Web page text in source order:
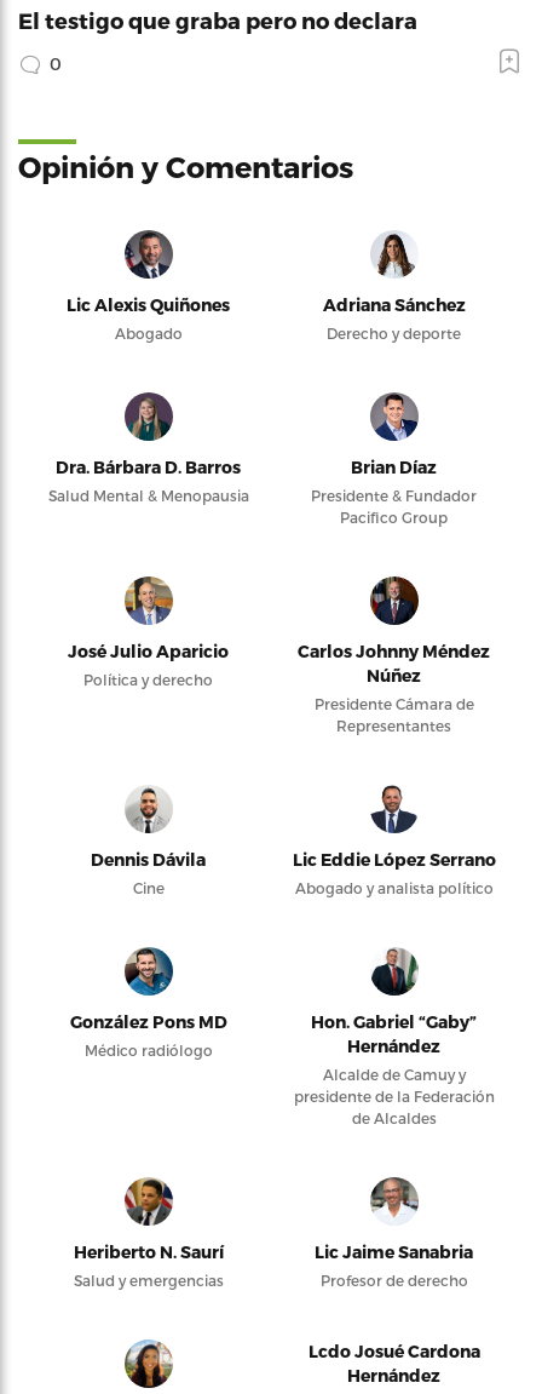
El testigo que graba pero no declara
0
Opinión y Comentarios
Lic Alexis Quiñones
Abogado
Adriana Sánchez
Derecho y deporte
Dra. Bárbara D. Barros
Salud Mental & Menopausia
Brian Díaz
Presidente & Fundador
Pacifico Group
José Julio Aparicio
Política y derecho
Carlos Johnny Méndez
Núñez
Presidente Cámara de
Representantes
Dennis Dávila
Cine
Lic Eddie López Serrano
Abogado y analista político
González Pons MD
Médico radiólogo
Hon. Gabriel “Gaby”
Hernández
Alcalde de Camuy y
presidente de la Federación
de Alcaldes
Heriberto N. Saurí
Salud y emergencias
Lic Jaime Sanabria
Profesor de derecho
Lcdo Josué Cardona
Hernández